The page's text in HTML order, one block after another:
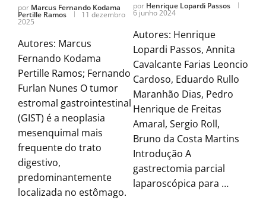
por Marcus Fernando Kodama
Pertille Ramos 11 dezembro
2025
Autores: Marcus
Fernando Kodama
Pertille Ramos; Fernando
Furlan Nunes O tumor
estromal gastrointestinal
(GIST) é a neoplasia
mesenquimal mais
frequente do trato
digestivo,
predominantemente
localizada no estômago.
por Henrique Lopardi Passos
6 junho 2024
Autores: Henrique
Lopardi Passos, Annita
Cavalcante Farias Leoncio
Cardoso, Eduardo Rullo
Maranhão Dias, Pedro
Henrique de Freitas
Amaral, Sergio Roll,
Bruno da Costa Martins
Introdução A
gastrectomia parcial
laparoscópica para …